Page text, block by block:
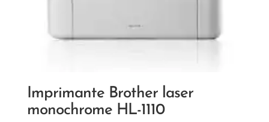
Imprimante Brother laser
monochrome HL-1110